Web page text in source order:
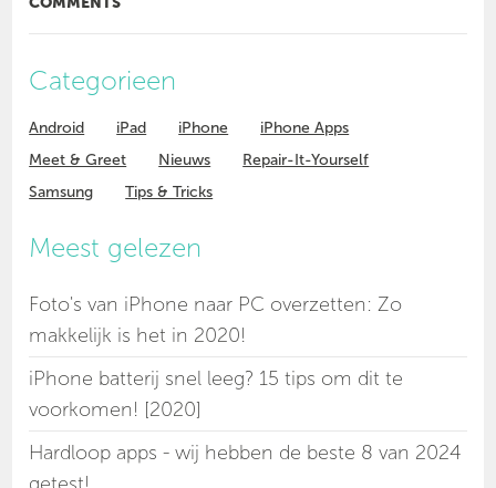
Categorieen
Android iPad iPhone
iPhone Apps
Meet & Greet
Nieuws
Repair-It-Yourself
Samsung
Tips & Tricks
Meest gelezen
Foto's van iPhone naar PC overzetten: Zo
makkelijk is het in 2020!
iPhone batterij snel leeg? 15 tips om dit te
voorkomen! [2020]
Hardloop apps - wij hebben de beste 8 van 2024